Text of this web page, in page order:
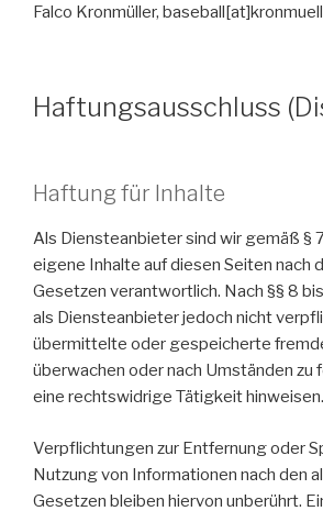
Falco Kronmüller,
Haftungsausschluss
Haftung für Inhalte
Als Diensteanbieter sind wir gemäß §
eigene Inhalte auf diesen Seiten nach
Gesetzen verantwortlich. Nach §§ 8
als Diensteanbieter jedoch nicht
übermittelte oder gespeicherte
überwachen oder nach Umständen zu
eine rechtswidrige Tätigkeit hinweisen.
Verpflichtungen zur Entfernung oder
Nutzung von Informationen nach den
Gesetzen bleiben hiervon unberührt.